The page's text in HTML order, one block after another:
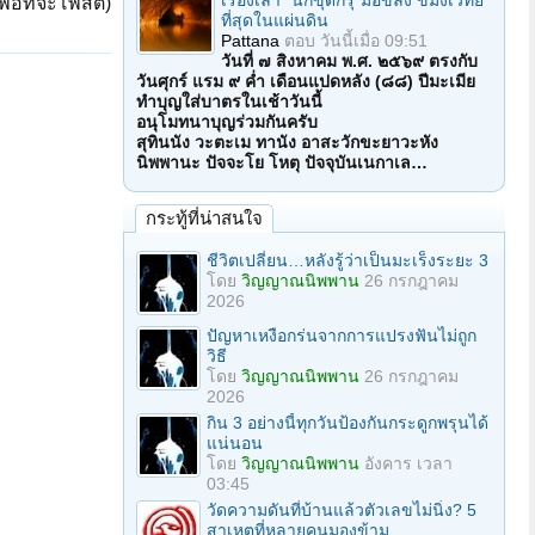
ที่สุดในแผ่นดิน
Pattana ตอบ วันนี้เมื่อ 09:51
วันที่ ๗ สิงหาคม พ.ศ. ๒๕๖๙ ตรงกับ
วันศุกร์ แรม ๙ ค่ำ เดือนแปดหลัง (๘๘) ปีมะเมีย
ทำบุญใส่บาตรในเช้าวันนี้
อนุโมทนาบุญร่วมกันครับ
สุทินนัง วะตะเม ทานัง อาสะวักขะยาวะหัง
นิพพานะ ปัจจะโย โหตุ ปัจจุบันเนกาเล…
กระทู้ที่น่าสนใจ
ชีวิตเปลี่ยน…หลังรู้ว่าเป็นมะเร็งระยะ 3
โดย วิญญาณนิพพาน 26 กรกฎาคม
2026
ปัญหาเหงือกร่นจากการแปรงฟันไม่ถูก
วิธี
โดย วิญญาณนิพพาน 26 กรกฎาคม
2026
กิน 3 อย่างนี้ทุกวันป้องกันกระดูกพรุนได้
แน่นอน
โดย วิญญาณนิพพาน อังคาร เวลา
03:45
วัดความดันที่บ้านแล้วตัวเลขไม่นิ่ง? 5
สาเหตุที่หลายคนมองข้าม